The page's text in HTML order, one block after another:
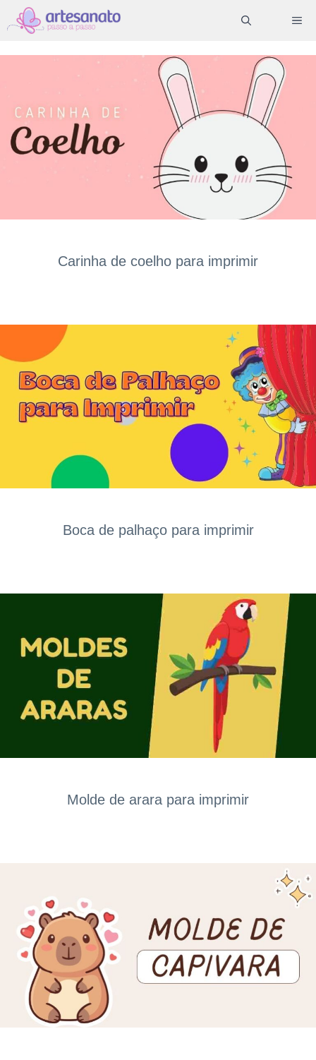
Pular
para
o
Carinha de coelho para imprimir
Boca de palhaço para imprimir
Molde de arara para imprimir